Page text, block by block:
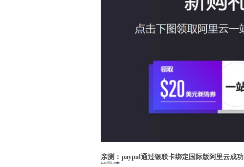
亲测：paypal通过银联卡绑定国际版阿里云成功